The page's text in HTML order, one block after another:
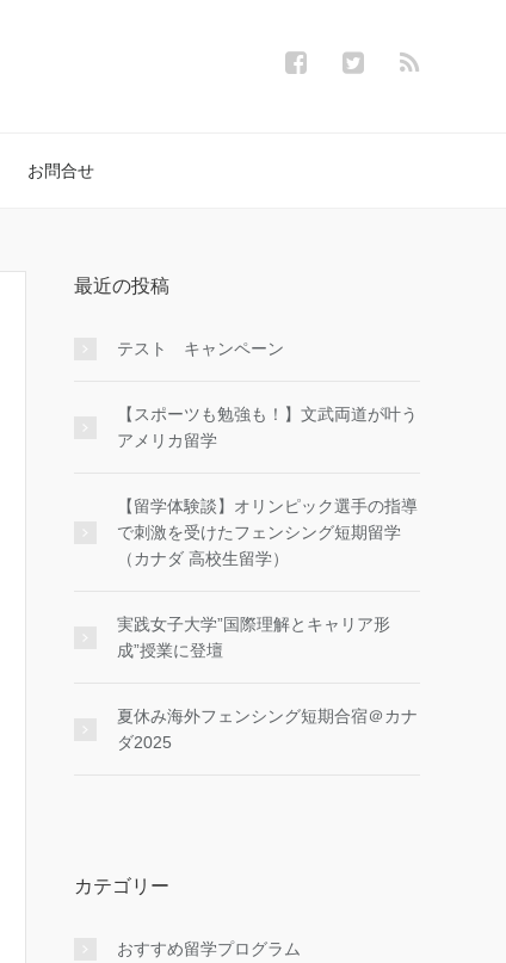
お問合せ
最近の投稿
テスト キャンペーン
【スポーツも勉強も！】文武両道が叶う
アメリカ留学
【留学体験談】オリンピック選手の指導
で刺激を受けたフェンシング短期留学
（カナダ 高校生留学）
実践女子大学”国際理解とキャリア形
成”授業に登壇
夏休み海外フェンシング短期合宿＠カナ
ダ2025
カテゴリー
おすすめ留学プログラム